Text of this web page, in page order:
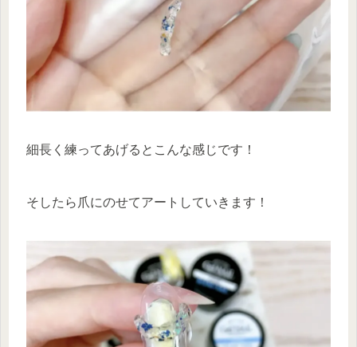
細長く練ってあげるとこんな感じです！
そしたら爪にのせてアートしていきます！